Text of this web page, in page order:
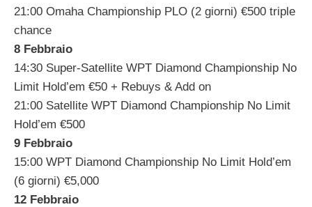
21:00 Omaha Championship PLO (2 giorni) €500 triple
chance
8 Febbraio
14:30 Super-Satellite WPT Diamond Championship No
Limit Hold’em €50 + Rebuys & Add on
21:00 Satellite WPT Diamond Championship No Limit
Hold’em €500
9 Febbraio
15:00 WPT Diamond Championship No Limit Hold’em
(6 giorni) €5,000
12 Febbraio